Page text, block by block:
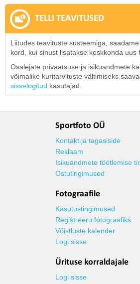
TELLI TEAVITUSED
Liitudes teavituste süsteemiga,
kord, kui sinust lisatakse keskkonda uus
Osalejate privaatsuse ja isikuandmete
võimalike kuritarvituste vältimiseks
sisselogitud kasutajad.
Sportfoto OÜ
Kontakt ja tagasiside
Reklaam
Isikuandmete töötlemise
Ostutingimused
Fotograafile
Kasutustingimused
Registreeru fotograafiks
Võistluste kalender
Logi sisse
Ürituse korraldajale
Logi sisse